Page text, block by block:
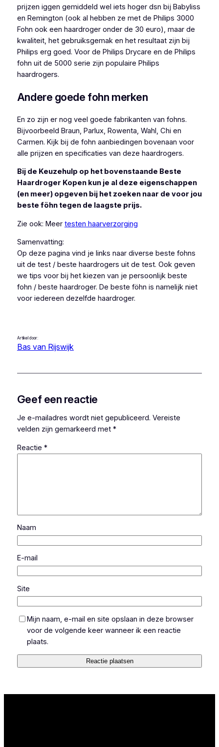
prijzen iggen gemiddeld wel iets hoger dsn bij Babyliss
en Remington (ook al hebben ze met de Philips 3000
Fohn ook een haardroger onder de 30 euro), maar de
kwaliteit, het gebruiksgemak en het resultaat zijn bij
Philips erg goed. Voor de Philips Drycare en de Philips
fohn uit de 5000 serie zijn populaire Philips
haardrogers.
Andere goede fohn merken
En zo zijn er nog veel goede fabrikanten van fohns.
Bijvoorbeeld Braun, Parlux, Rowenta, Wahl, Chi en
Carmen. Kijk bij de fohn aanbiedingen bovenaan voor
alle prijzen en specificaties van deze haardrogers.
Bij de Keuzehulp op het bovenstaande Beste
Haardroger Kopen kun je al deze eigenschappen
(en meer) opgeven bij het zoeken naar de voor jou
beste föhn tegen de laagste prijs.
Zie ook: Meer testen haarverzorging
Samenvatting:
Op deze pagina vind je links naar diverse beste fohns
uit de test / beste haardrogers uit de test. Ook geven
we tips voor bij het kiezen van je persoonlijk beste
fohn / beste haardroger. De beste föhn is namelijk niet
voor iedereen dezelfde haardroger.
Artikel door:
Bas van Rijswijk
Geef een reactie
Je e-mailadres wordt niet gepubliceerd. Vereiste
velden zijn gemarkeerd met *
Reactie *
Naam
E-mail
Site
Mijn naam, e-mail en site opslaan in deze browser
voor de volgende keer wanneer ik een reactie
plaats.